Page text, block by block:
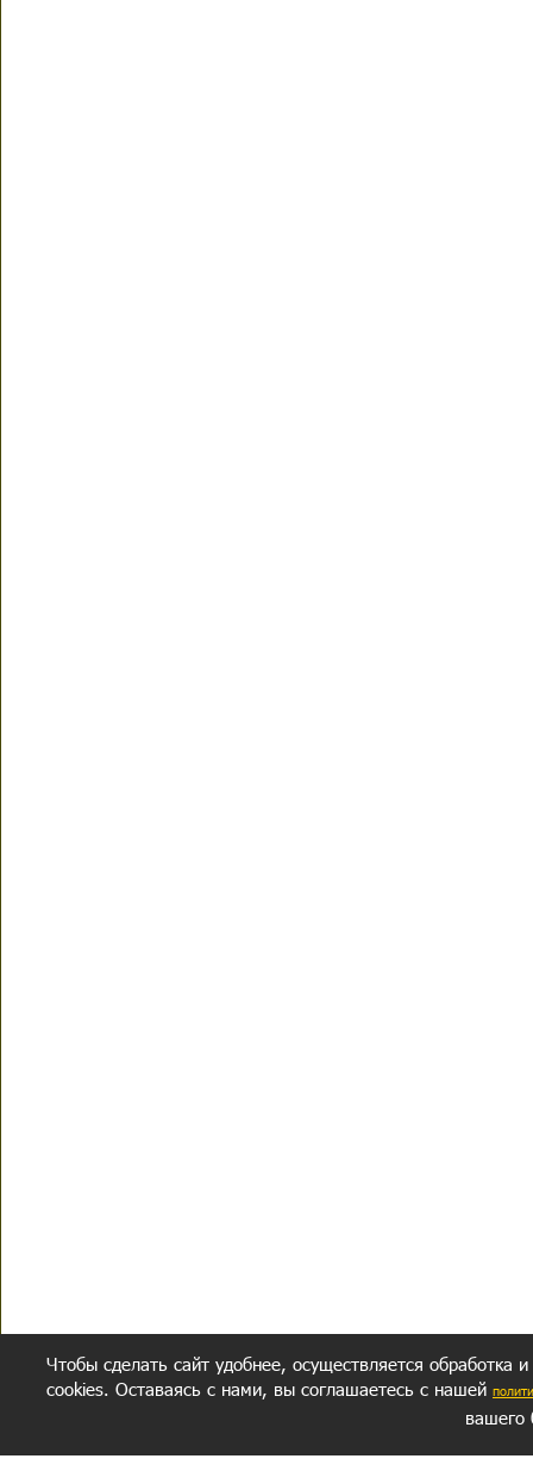
Чтобы сделать сайт удобнее, осуществляется обработка
cookies. Оставаясь с нами, вы соглашаетесь с нашей
вашего